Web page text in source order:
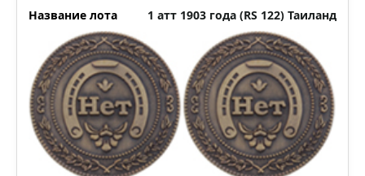
1 атт 1903 года (RS 122) Таиланд